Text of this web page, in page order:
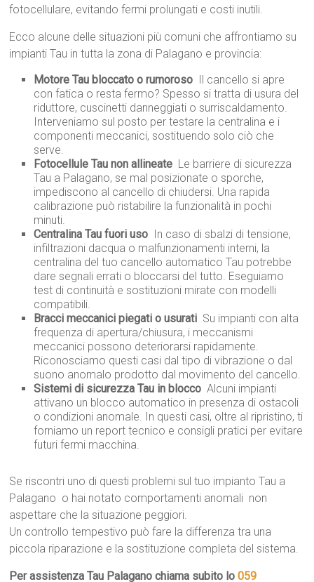
fotocellulare, evitando fermi prolungati e costi inutili.
Ecco alcune delle situazioni più comuni che affrontiamo su
impianti Tau in tutta la zona di Palagano e provincia:
Motore Tau bloccato o rumoroso  Il cancello si apre
con fatica o resta fermo? Spesso si tratta di usura del
riduttore, cuscinetti danneggiati o surriscaldamento.
Interveniamo sul posto per testare la centralina e i
componenti meccanici, sostituendo solo ciò che
serve.
Fotocellule Tau non allineate  Le barriere di sicurezza
Tau a Palagano, se mal posizionate o sporche,
impediscono al cancello di chiudersi. Una rapida
calibrazione può ristabilire la funzionalità in pochi
minuti.
Centralina Tau fuori uso  In caso di sbalzi di tensione,
infiltrazioni dacqua o malfunzionamenti interni, la
centralina del tuo cancello automatico Tau potrebbe
dare segnali errati o bloccarsi del tutto. Eseguiamo
test di continuità e sostituzioni mirate con modelli
compatibili.
Bracci meccanici piegati o usurati  Su impianti con alta
frequenza di apertura/chiusura, i meccanismi
meccanici possono deteriorarsi rapidamente.
Riconosciamo questi casi dal tipo di vibrazione o dal
suono anomalo prodotto dal movimento del cancello.
Sistemi di sicurezza Tau in blocco  Alcuni impianti
attivano un blocco automatico in presenza di ostacoli
o condizioni anomale. In questi casi, oltre al ripristino, ti
forniamo un report tecnico e consigli pratici per evitare
futuri fermi macchina.
Se riscontri uno di questi problemi sul tuo impianto Tau a
Palagano  o hai notato comportamenti anomali  non
aspettare che la situazione peggiori.
Un controllo tempestivo può fare la differenza tra una
piccola riparazione e la sostituzione completa del sistema.
Per assistenza Tau Palagano chiama subito lo059